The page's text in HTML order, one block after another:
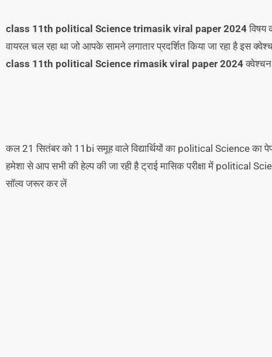
class 11th political Science trimasik viral paper 2024विषय
वायरल चल रहा था जो आपके सामने लगातार प्रदर्शित किया जा रहा है इस
class 11th political Science rimasik viral paper 2024क्वेश्चन
कल 21 सितंबर को 11bi समूह वाले विद्यार्थियों का political Science का
हमेशा से आप सभी की हेल्प की जा रही है ट्राई मासिक परीक्षा में political
सॉल्व जरूर कर लें